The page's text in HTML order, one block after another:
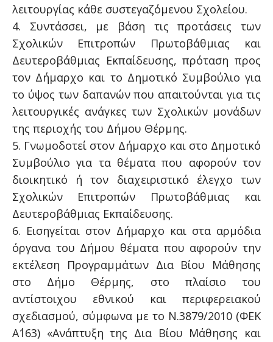
λειτουργίας κάθε συστεγαζόμενου Σχολείου.
4. Συντάσσει, με βάση τις προτάσεις των
Σχολικών Επιτροπών Πρωτοβάθμιας και
Δευτεροβάθμιας Εκπαίδευσης, πρόταση προς
τον Δήμαρχο και το Δημοτικό Συμβούλιο για
το ύψος των δαπανών που απαιτούνται για τις
λειτουργικές ανάγκες των Σχολικών μονάδων
της περιοχής του Δήμου Θέρμης.
5. Γνωμοδοτεί στον Δήμαρχο και στο Δημοτικό
Συμβούλιο για τα θέματα που αφορούν τον
διοικητικό ή τον διαχειριστικό έλεγχο των
Σχολικών Επιτροπών Πρωτοβάθμιας και
Δευτεροβάθμιας Εκπαίδευσης.
6. Εισηγείται στον Δήμαρχο και στα αρμόδια
όργανα του Δήμου θέματα που αφορούν την
εκτέλεση Προγραμμάτων Δια Βίου Μάθησης
στο Δήμο Θέρμης, στο πλαίσιο του
αντίστοιχου εθνικού και περιφερειακού
σχεδιασμού, σύμφωνα με το Ν.3879/2010 (ΦΕΚ
Α΄163) «Ανάπτυξη της Δια Βίου Μάθησης και